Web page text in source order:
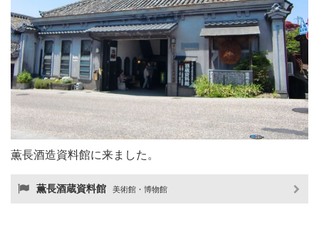
薫長酒造資料館に来ました。
薫長酒蔵資料館 美術館・博物館